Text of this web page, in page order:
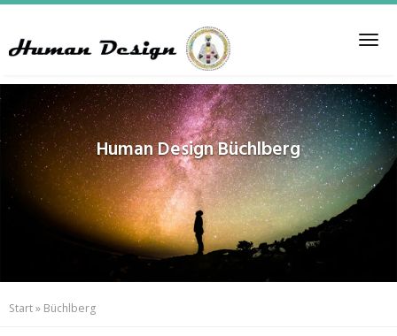
content
Human DesignBüchlberg
Start» Büchlberg